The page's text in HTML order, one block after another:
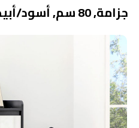
جزامة, 80 سم, أسود/أبيض - KM-EG18-45